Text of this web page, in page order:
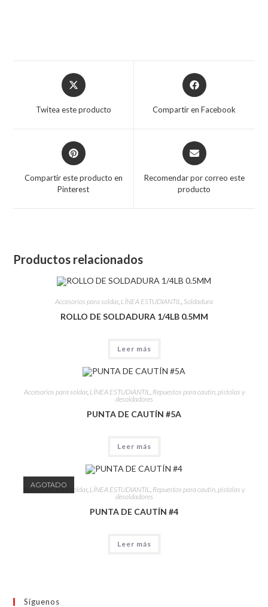
Twitea este producto Compartir en Facebook
Compartir este producto en
Pinterest
Recomendar por correo este
producto
Productos relacionados
Accesorios para soldar, LÍNEA ESTUDIANTIL, Soldadura
ROLLO DE SOLDADURA 1/4LB 0.5MM
Leer más
Accesorios para soldar, LÍNEA ESTUDIANTIL, Repuestos para cautín, pistolas y
desoldadores
PUNTA DE CAUTÍN #5A
Leer más
AGOTADO
Accesorios para soldar, LÍNEA ESTUDIANTIL, Repuestos para cautín, pistolas y
desoldadores
PUNTA DE CAUTÍN #4
Leer más
Síguenos